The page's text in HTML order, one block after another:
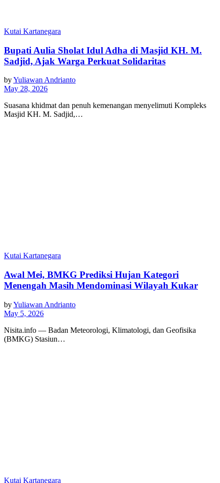
Kutai Kartanegara
Bupati Aulia Sholat Idul Adha di Masjid KH. M.
Sadjid, Ajak Warga Perkuat Solidaritas
byYuliawan Andrianto
May 28, 2026
Suasana khidmat dan penuh kemenangan menyelimuti Kompleks
Masjid KH. M. Sadjid,…
Kutai Kartanegara
Awal Mei, BMKG Prediksi Hujan Kategori
Menengah Masih Mendominasi Wilayah Kukar
byYuliawan Andrianto
May 5, 2026
Nisita.info — Badan Meteorologi, Klimatologi, dan Geofisika
(BMKG) Stasiun…
Kutai Kartanegara